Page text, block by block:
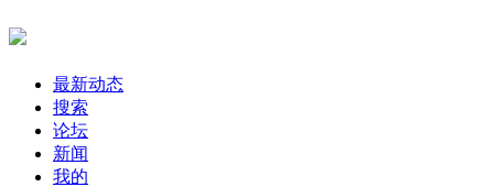
最新动态
搜索
论坛
新闻
我的